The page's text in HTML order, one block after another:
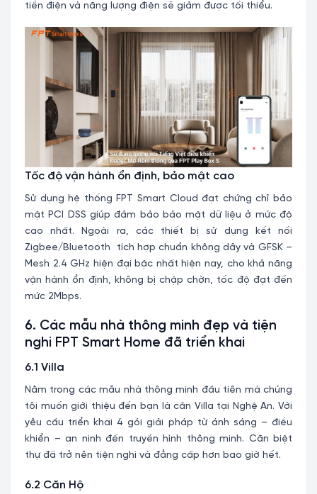
tiền điện và năng lượng điện sẽ giảm được tối thiểu.
Tốc độ vận hành ổn định, bảo mật cao
Sử dụng hệ thống FPT Smart Cloud đạt chứng chỉ bảo
mật PCI DSS giúp đảm bảo bảo mật dữ liệu ở mức độ
cao nhất. Ngoài ra, các thiết bị sử dụng kết nối
Zigbee/Bluetooth tích hợp chuẩn không dây và GFSK –
Mesh 2.4 GHz hiện đại bậc nhất hiện nay, cho khả năng
vận hành ổn định, không bị chập chờn, tốc độ đạt đến
mức 2Mbps.
6. Các mẫu nhà thông minh đẹp và tiện
nghi FPT Smart Home đã triển khai
6.1 Villa
Nằm trong các mẫu nhà thông minh đầu tiên mà chúng
tôi muốn giới thiệu đến bạn là căn Villa tại Nghệ An. Với
yêu cầu triển khai 4 gói giải pháp từ ánh sáng – điều
khiển – an ninh đến truyền hình thông minh. Căn biệt
thự đã trở nên tiện nghi và đẳng cấp hơn bao giờ hết.
6.2 Căn Hộ